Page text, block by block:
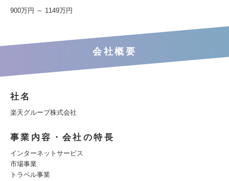
900万円 ～ 1149万円
会社概要
社名
楽天グループ株式会社
事業内容・会社の特長
インターネットサービス
市場事業
トラベル事業